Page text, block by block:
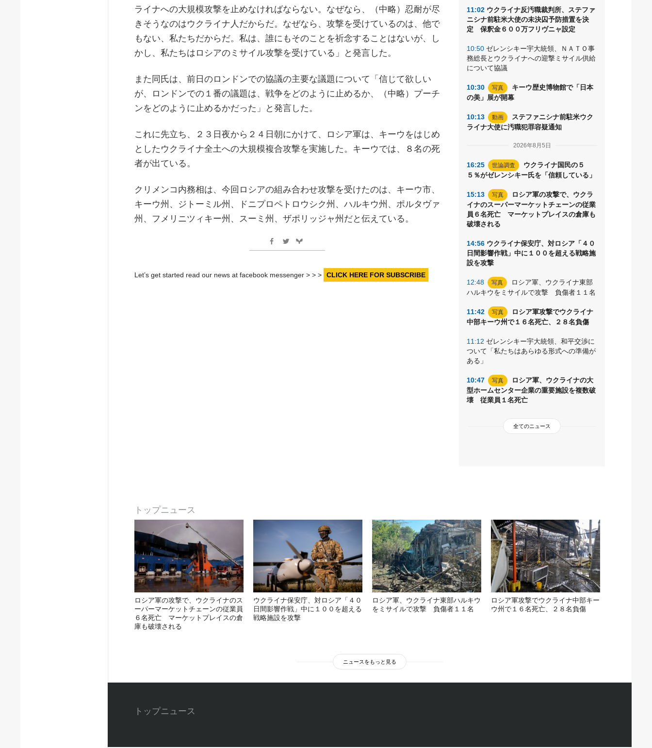
11:02 ウクライナ反汚職裁判所、ステファ
ニシナ前駐米大使の未決囚予防措置を決
定 保釈金６００万フリヴニャ設定
10:50 ゼレンシキー宇大統領、ＮＡＴＯ事
務総長とウクライナへの迎撃ミサイル供給
について協議
10:30 写真
キーウ歴史博物館で「日本
の美」展が開幕
10:13 動画
ステファニシナ前駐米ウク
ライナ大使に汚職犯罪容疑通知
2026年8月5日
16:25 世論調査
ウクライナ国民の５
５％がゼレンシキー氏を「信頼している」
15:13 写真
ロシア軍の攻撃で、ウクラ
イナのスーパーマーケットチェーンの従業
員６名死亡 マーケットプレイスの倉庫も
破壊される
14:56 ウクライナ保安庁、対ロシア「４０
日間影響作戦」中に１００を超える戦略施
設を攻撃
12:48 写真
ロシア軍、ウクライナ東部
ハルキウをミサイルで攻撃 負傷者１１名
11:42 写真
ロシア軍攻撃でウクライナ
中部キーウ州で１６名死亡、２８名負傷
11:12 ゼレンシキー宇大統領、和平交渉に
ついて「私たちはあらゆる形式への準備が
ある」
10:47 写真
ロシア軍、ウクライナの大
型ホームセンター企業の重要施設を複数破
壊 従業員１名死亡
全てのニュース
ライナへの大規模攻撃を止めなければならない。なぜなら、（中略）忍耐が尽
きそうなのはウクライナ人だからだ。なぜなら、攻撃を受けているのは、他で
もない、私たちだからだ。私は、誰にもそのことを祈念することはないが、し
かし、私たちはロシアのミサイル攻撃を受けている」と発言した。
また同氏は、前日のロンドンでの協議の主要な議題について「信じて欲しい
が、ロンドンでの１番の議題は、戦争をどのように止めるか、（中略）プーチ
ンをどのように止めるかだった」と発言した。
これに先立ち、２３日夜から２４日朝にかけて、ロシア軍は、キーウをはじめ
としたウクライナ全土への大規模複合攻撃を実施した。キーウでは、８名の死
者が出ている。
クリメンコ内務相は、今回ロシアの組み合わせ攻撃を受けたのは、キーウ市、
キーウ州、ジトーミル州、ドニプロペトロウシク州、ハルキウ州、ポルタヴァ
州、フメリニツィキー州、スーミ州、ザポリッジャ州だと伝えている。
Let’s get started read our news at facebook messenger > > > CLICK HERE FOR SUBSCRIBE
トップニュース
ロシア軍の攻撃で、ウクライナのス
ーパーマーケットチェーンの従業員
６名死亡 マーケットプレイスの倉
庫も破壊される
ウクライナ保安庁、対ロシア「４０
日間影響作戦」中に１００を超える
戦略施設を攻撃
ロシア軍、ウクライナ東部ハルキウ
をミサイルで攻撃 負傷者１１名
ロシア軍攻撃でウクライナ中部キー
ウ州で１６名死亡、２８名負傷
ニュースをもっと見る
トップニュース